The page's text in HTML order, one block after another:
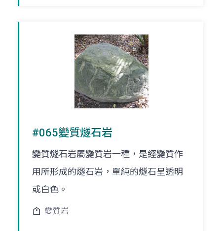
#065變質燧石岩
變質燧石岩屬變質岩一種，是經變質作
用所形成的燧石岩，單純的燧石呈透明
或白色。
變質岩